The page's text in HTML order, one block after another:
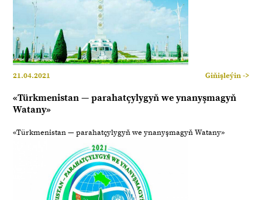
21.04.2021 Giňişleýin ->
«Türkmenistan — parahatçylygyň we ynanyşmagyň
Watany»
«Türkmenistan — parahatçylygyň we ynanyşmagyň Watany»